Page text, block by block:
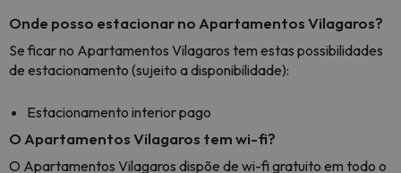
Onde posso estacionar no Apartamentos Vilagaros?
Se ficar no Apartamentos Vilagaros tem estas possibilidades
de estacionamento (sujeito a disponibilidade):
Estacionamento interior pago
O Apartamentos Vilagaros tem wi-fi?
O Apartamentos Vilagaros dispõe de wi-fi gratuito em todo o